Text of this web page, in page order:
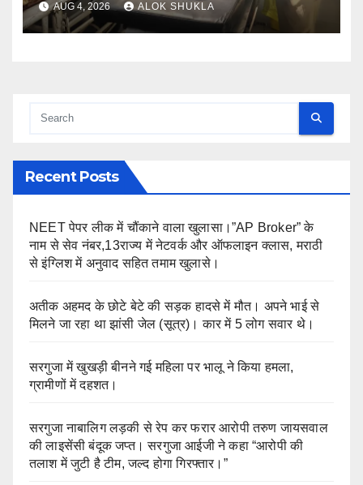
AUG 4, 2026 ALOK SHUKLA
Recent Posts
NEET पेपर लीक में चौंकाने वाला खुलासा।”AP Broker” के
नाम से सेव नंबर,13राज्य में नेटवर्क और ऑफलाइन क्लास, मराठी
से इंग्लिश में अनुवाद सहित तमाम खुलासे।
अतीक अहमद के छोटे बेटे की सड़क हादसे में मौत। अपने भाई से
मिलने जा रहा था झांसी जेल (सूत्र)। कार में 5 लोग सवार थे।
सरगुजा में खुखड़ी बीनने गई महिला पर भालू ने किया हमला,
ग्रामीणों में दहशत।
सरगुजा नाबालिग लड़की से रेप कर फरार आरोपी तरुण जायसवाल
की लाइसेंसी बंदूक जप्त। सरगुजा आईजी ने कहा “आरोपी की
तलाश में जुटी है टीम, जल्द होगा गिरफ्तार।”